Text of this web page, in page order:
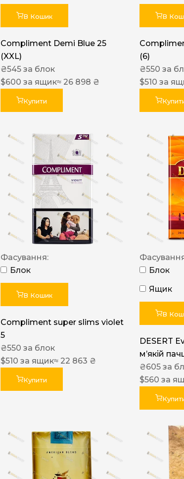
В Кошик
Compliment Demi Blue 25
(XXL)
₴545 за блок
$600 за ящик≈ 26 898 ₴
Купити
В
(6)
₴550 за
$510 за
Фасування:
Блок
В Кошик
Compliment super slims violet
5
₴550 за блок
$510 за ящик≈ 22 863 ₴
Купити
Блок
Ящик
В
DESERT
мʼякій
₴605 за
$560 за